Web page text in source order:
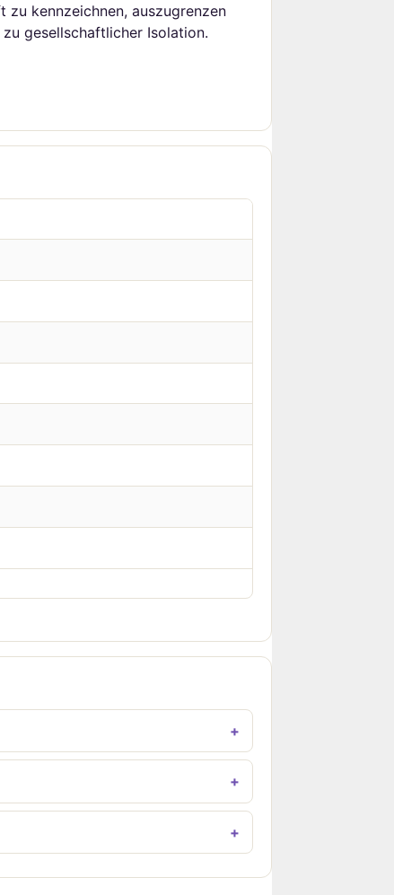
zu kennzeichnen, auszugrenzen
gesellschaftlicher Isolation.